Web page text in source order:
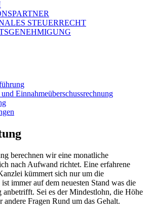
STEUERRECHT
und Einnahmeüberschussrechnung
berechnen wir eine monatliche
nach Aufwand richtet. Eine erfahrene
kümmert sich nur um die
immer auf dem neuesten Stand was die
anbetrifft. Sei es der Mindestlohn, die Höhe
andere Fragen Rund um das Gehalt.